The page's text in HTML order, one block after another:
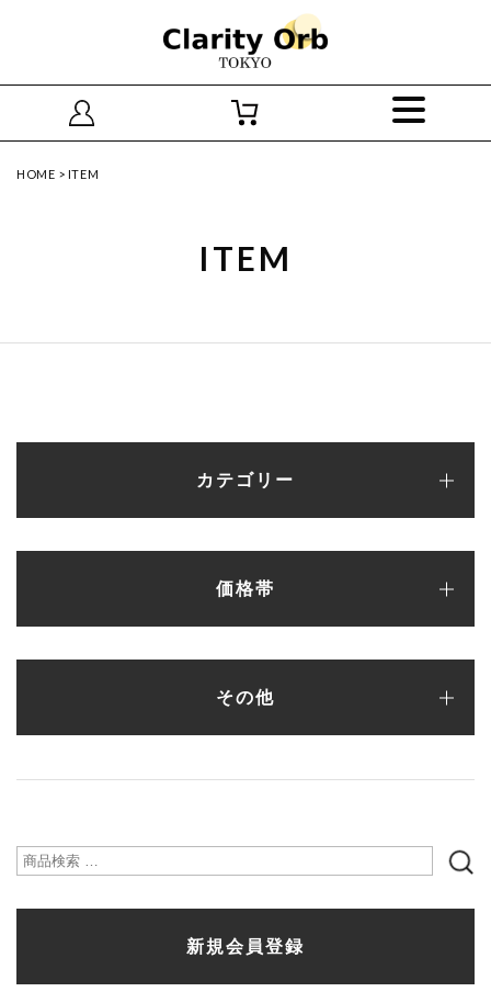
HOME > ITEM
ITEM
カテゴリー
パンプス
フラットシューズ
バレエシューズ
ローファー・レースアップ
スリッポン
ブーツ
サンダル
スニーカー
カラーオーダーシューズ
ランキング
サンプルセール（一点もの）
シューケア・シューズ小物
新作アイテム
価格帯
〜¥5,000
¥5,001〜¥10,000
¥10,001〜¥15,000
¥15,001〜¥20,000
¥20,001〜¥25,000
¥25,001〜¥30,000
¥30,001〜
その他
新規会員登録